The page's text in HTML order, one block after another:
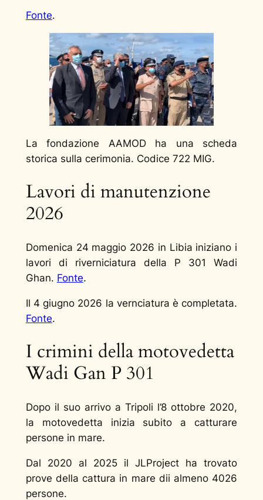
Fonte.
La fondazione AAMOD ha una scheda
storica sulla cerimonia. Codice 722 MIG.
Lavori di manutenzione
2026
Domenica 24 maggio 2026 in Libia iniziano i
lavori di riverniciatura della P 301 Wadi
Ghan. Fonte.
Il 4 giugno 2026 la vernciatura è completata.
Fonte.
I crimini della motovedetta
Wadi Gan P 301
Dopo il suo arrivo a Tripoli l’8 ottobre 2020,
la motovedetta inizia subito a catturare
persone in mare.
Dal 2020 al 2025 il JLProject ha trovato
prove della cattura in mare dii almeno 4026
persone.